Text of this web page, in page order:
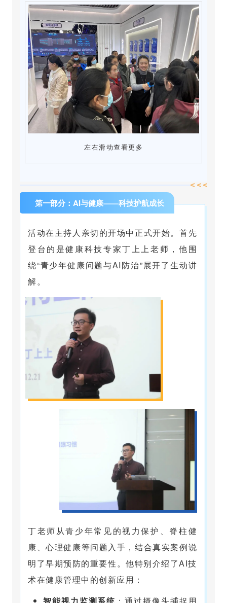
左右滑动查看更多
第一部分：AI与健康——科技护航成长
活动在主持人亲切的开场中正式开始。首先
登台的是健康科技专家丁上上老师，他围
绕“青少年健康问题与AI防治”展开了生动讲
解。
丁老师从青少年常见的视力保护、脊柱健
康、心理健康等问题入手，结合真实案例说
明了早期预防的重要性。他特别介绍了AI技
术在健康管理中的创新应用：